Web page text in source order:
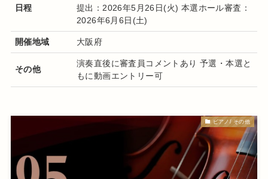
日程
提出：2026年5月26日(火) 本選ホール審査：
2026年6月6日(土)
開催地域 大阪府
その他
演奏直後に審査員コメントあり 予選・本選と
もに動画エントリー可
ピアノ/ その他